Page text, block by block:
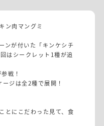
ン肉マングミ
ンが付いた「キンケシチ
はシークレット1種が追
戦！
ジは全2種で展開！
とにこだわった見て、食